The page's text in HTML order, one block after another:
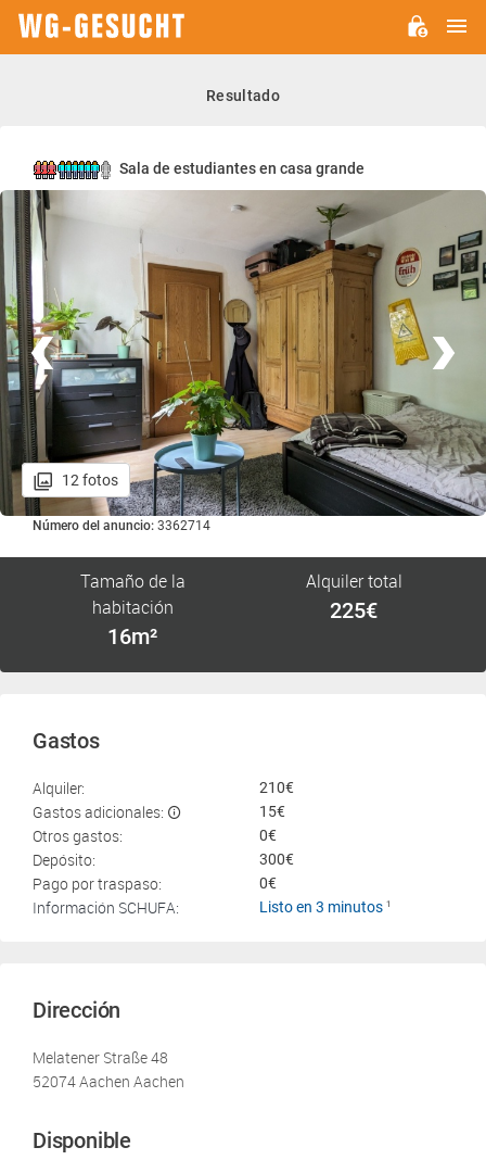
Resultado
Sala de estudiantes en casa grande
12 fotos
Número del anuncio: 3362714
Tamaño de la
habitación
16m²
Alquiler total
225€
Gastos
Alquiler: 210€
Gastos adicionales: 15€
Otros gastos: 0€
Depósito: 300€
Pago por traspaso: 0€
Información SCHUFA: Listo en 3 minutos 1
Dirección
Melatener Straße 48
52074 Aachen Aachen
Disponible